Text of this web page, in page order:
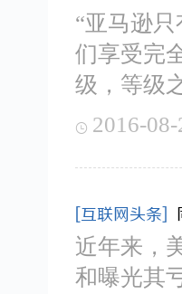
“亚马逊
们享受完
级，等级
 2016-
[互联网头条]
近年来，
和曝光其